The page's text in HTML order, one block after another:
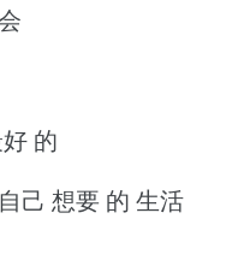
的
己 想要 的 生活